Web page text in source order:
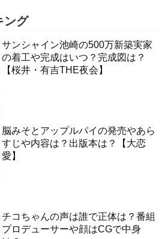
ング
サンシャイン池崎の500万新築実家
の着工や完成はいつ？完成図は？
【桜井・有吉THE夜会】
脳みそとアップルパイの発売やあら
すじや内容は？出版本は？【大恋
愛】
チコちゃんの声は誰で正体は？番組
プロデューサーや顔はCGで中身